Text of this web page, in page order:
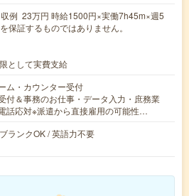
例 23万円 時給1500円×実働7h45m×週5
保証するものではありません。
として実費支給
ム・カウンター受付
付＆事務のお仕事・データ入力・庶務業
話応対※派遣から直接雇用の可能性…
ランクOK / 英語力不要